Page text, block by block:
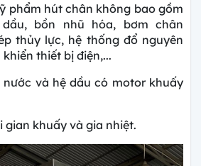
phẩm hút chân không bao gồm
bồn nhũ hóa, bơm chân
thủy lực, hệ thống đổ nguyên
thiết bị điện,...
và hệ dầu có motor khuấy
gian khuấy và gia nhiệt.